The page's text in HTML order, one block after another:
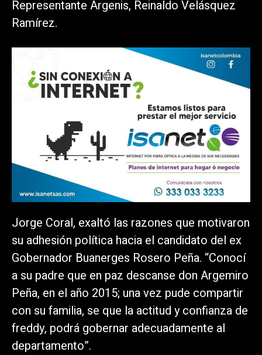
Representante Argenis, Reinaldo Velásquez
Ramírez.
Jorge Coral, exaltó las razones que motivaron
su adhesión política hacia el candidato del ex
Gobernador Buanerges Rosero Peña. “Conocí
a su padre que en paz descanse don Argemiro
Peña, en el año 2015; una vez pude compartir
con su familia, se que la actitud y confianza de
freddy, podrá gobernar adecuadamente al
departamento”.